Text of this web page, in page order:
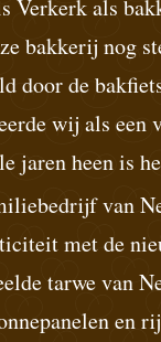
Verkerk als
bakkerij nog
door de
wij als een
jaren heen is
van
met de
tarwe van
en